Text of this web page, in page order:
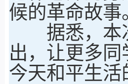
候的革命故事
据悉，本次
出，让更多
今天和平生